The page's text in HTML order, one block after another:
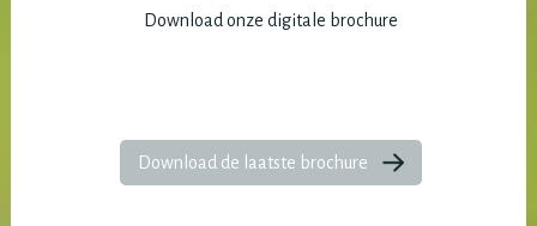
Download onze digitale brochure
Download de laatste brochure